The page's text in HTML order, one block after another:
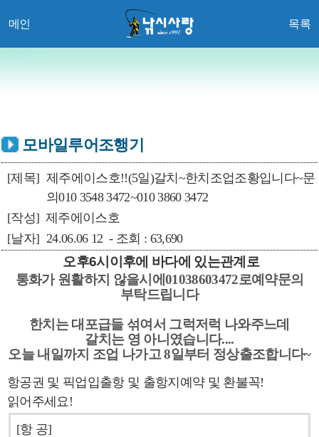
메인 목록
모바일루어조행기
[제목] 제주에이스호!!(5일)갈치~한치조업조황입니다~문
의010 3548 3472~010 3860 3472
[작성] 제주에이스호
[날자] 24.06.06 12 - 조회 : 63,690
오후6시이후에 바다에 있는관계로
통화가 원활하지 않을시에01038603472로예약문의
부탁드립니다
한치는 대포급들 섞여서 그럭저럭 나와주느데
갈치는 영 아니였습니다....
오늘 내일까지 조업 나가고 8일부터 정상출조합니다~
항공권 및 픽업입출항 및 출항지예약 및 환불꼭!
읽어주세요!
[항 공]